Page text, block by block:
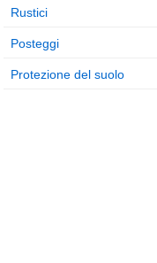
Rustici
Posteggi
Protezione del suolo